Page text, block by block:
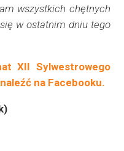
wszystkich chętnych
w ostatnim dniu tego
XII Sylwestrowego
na Facebooku.